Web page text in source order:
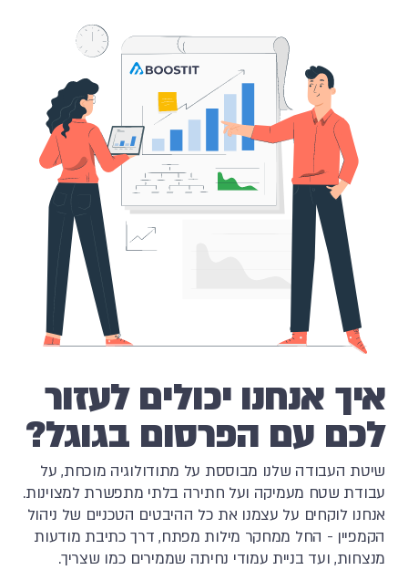
איך אנחנו יכולים לעזור
לכם עם הפרסום בגוגל?
שיטת העבודה שלנו מבוססת על מתודולוגיה מוכחת, על
עבודת שטח מעמיקה ועל חתירה בלתי מתפשרת למצוינות.
אנחנו לוקחים על עצמנו את כל ההיבטים הטכניים של ניהול
הקמפיין - החל ממחקר מילות מפתח, דרך כתיבת מודעות
מנצחות, ועד בניית עמודי נחיתה שממירים כמו שצריך.